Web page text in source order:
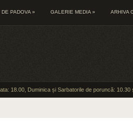
DE PADOVA » GALERIE MEDIA » ARHIVA
18.00, Duminica și Sarbatorile de poruncă: 10.30